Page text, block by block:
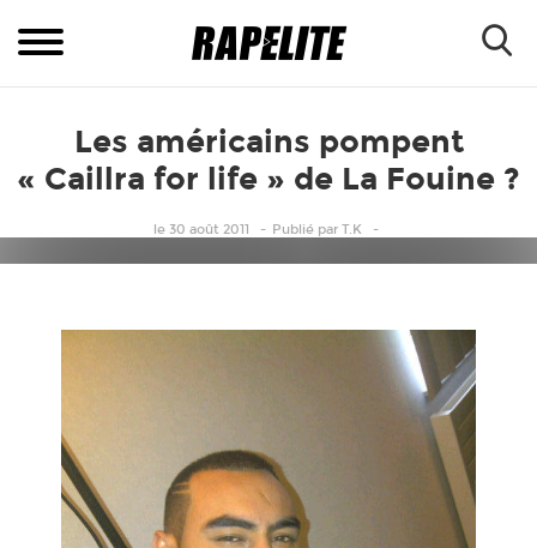
Les américains pompent
« Caillra for life » de La Fouine ?
le 30 août 2011 Publiépar T.K